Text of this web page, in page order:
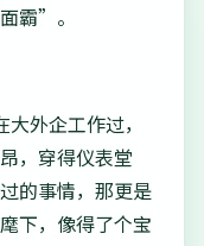
霸”。
外企工作过，
，穿得仪表堂
的事情，那更是
下，像得了个宝